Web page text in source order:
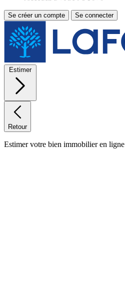
Se créer un compte Se connecter
Estimer
Retour
Estimer votre bien immobilier en ligne